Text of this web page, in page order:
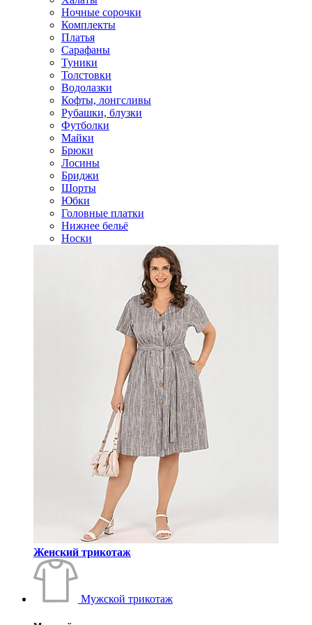
Ночные сорочки
Комплекты
Платья
Сарафаны
Туники
Толстовки
Водолазки
Кофты, лонгсливы
Рубашки, блузки
Футболки
Майки
Брюки
Лосины
Бриджи
Шорты
Юбки
Головные платки
Нижнее бельё
Носки
Женский трикотаж
Мужской трикотаж